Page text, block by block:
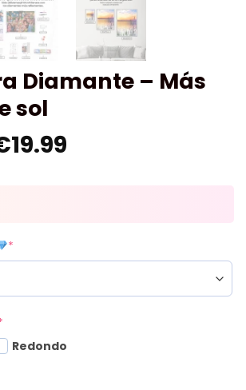
Diamante – Más
sol
19.99
*
Redondo